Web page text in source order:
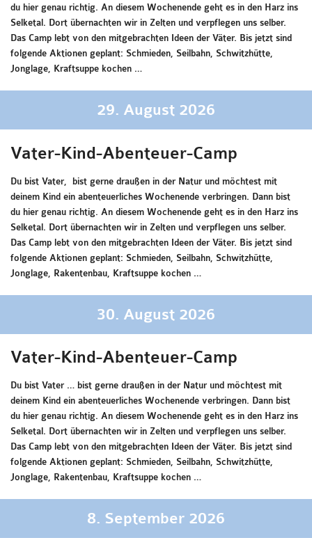
du hier genau richtig. An diesem Wochenende geht es in den Harz ins
Selketal. Dort übernachten wir in Zelten und verpflegen uns selber.
Das Camp lebt von den mitgebrachten Ideen der Väter. Bis jetzt sind
folgende Aktionen geplant: Schmieden, Seilbahn, Schwitzhütte,
Jonglage, Kraftsuppe kochen …
29. August 2026
Vater-Kind-Abenteuer-Camp
Du bist Vater, bist gerne draußen in der Natur und möchtest mit
deinem Kind ein abenteuerliches Wochenende verbringen. Dann bist
du hier genau richtig. An diesem Wochenende geht es in den Harz ins
Selketal. Dort übernachten wir in Zelten und verpflegen uns selber.
Das Camp lebt von den mitgebrachten Ideen der Väter. Bis jetzt sind
folgende Aktionen geplant: Schmieden, Seilbahn, Schwitzhütte,
Jonglage, Rakentenbau, Kraftsuppe kochen …
30. August 2026
Vater-Kind-Abenteuer-Camp
Du bist Vater … bist gerne draußen in der Natur und möchtest mit
deinem Kind ein abenteuerliches Wochenende verbringen. Dann bist
du hier genau richtig. An diesem Wochenende geht es in den Harz ins
Selketal. Dort übernachten wir in Zelten und verpflegen uns selber.
Das Camp lebt von den mitgebrachten Ideen der Väter. Bis jetzt sind
folgende Aktionen geplant: Schmieden, Seilbahn, Schwitzhütte,
Jonglage, Rakentenbau, Kraftsuppe kochen …
8. September 2026